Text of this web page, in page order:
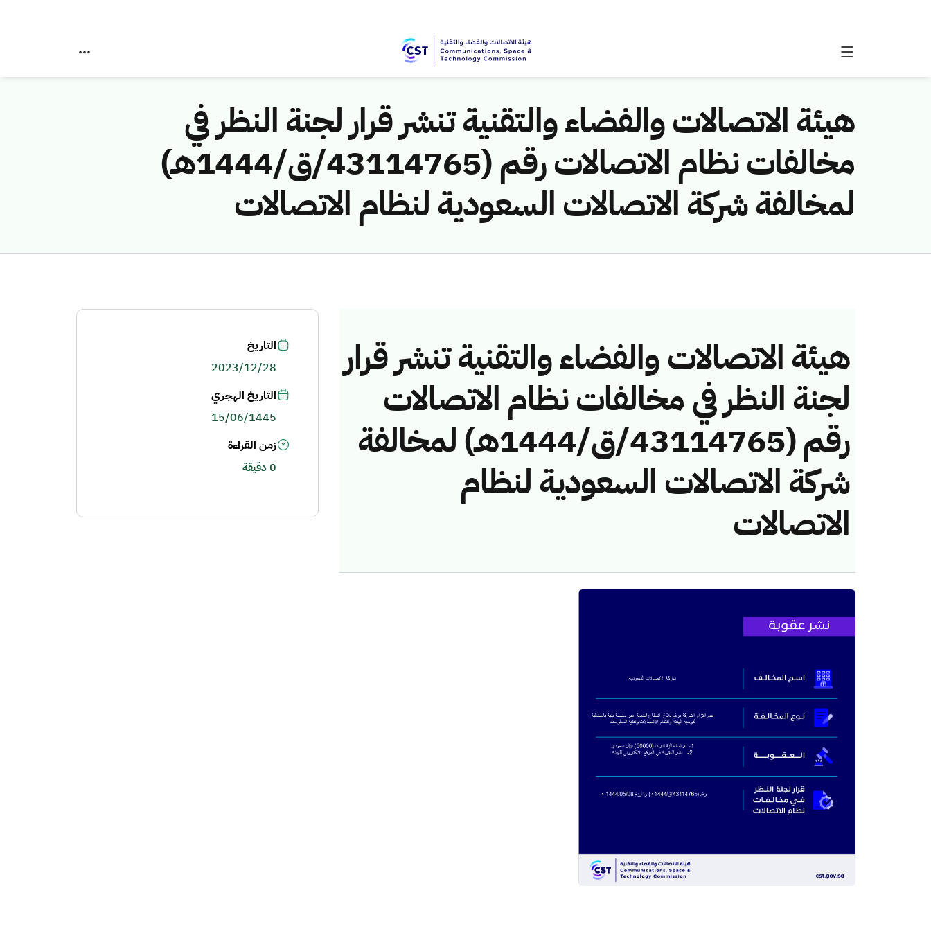
هيئة الاتصالات والفضاء والتقنية تنشر قرار لجنة النظر في
مخالفات نظام الاتصالات رقم (43114765/ق/1444هـ)
لمخالفة شركة الاتصالات السعودية لنظام الاتصالات
هيئة الاتصالات والفضاء والتقنية تنشر قرار
لجنة النظر في مخالفات نظام الاتصالات
رقم (43114765/ق/1444هـ) لمخالفة
شركة الاتصالات السعودية لنظام
الاتصالات
التاريخ
2023/12/28
التاريخ الهجري
15/06/1445
زمن القراءة
0 دقيقة